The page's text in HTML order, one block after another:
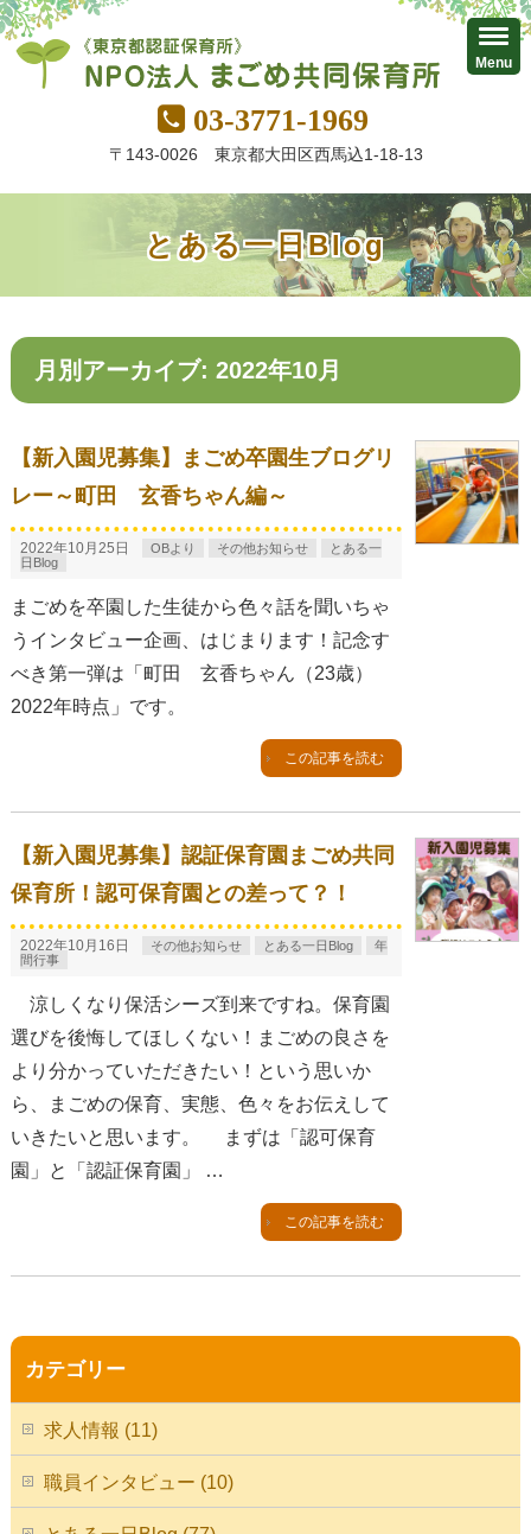
03-3771-1969
〒143-0026 東京都大田区西馬込1-18-13
とある一日Blog
月別アーカイブ: 2022年10月
【新入園児募集】まごめ卒園生ブログリ
レー～町田 玄香ちゃん編～
2022年10月25日 OBより その他お知らせ
とある一
日Blog
まごめを卒園した生徒から色々話を聞いちゃ
うインタビュー企画、はじまります！記念す
べき第一弾は「町田 玄香ちゃん（23歳）
2022年時点」です。
この記事を読む
【新入園児募集】認証保育園まごめ共同
保育所！認可保育園との差って？！
2022年10月16日 その他お知らせ とある一日Blog
年
間行事
涼しくなり保活シーズ到来ですね。保育園
選びを後悔してほしくない！まごめの良さを
より分かっていただきたい！という思いか
ら、まごめの保育、実態、色々をお伝えして
いきたいと思います。 まずは「認可保育
園」と「認証保育園」 …
この記事を読む
カテゴリー
求人情報 (11)
職員インタビュー (10)
Menu